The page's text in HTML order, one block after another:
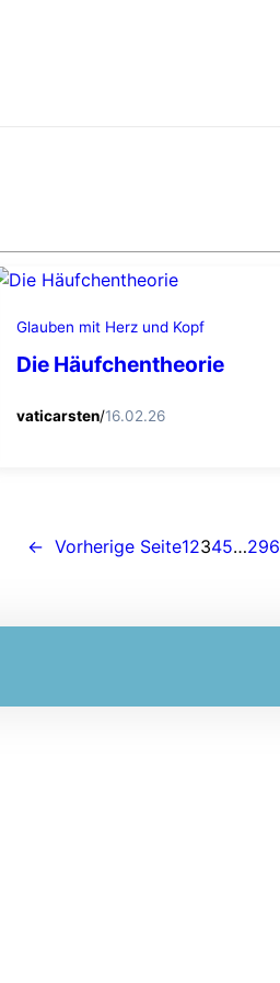
Glauben mit Herz und Kopf
Die Häufchentheorie
vaticarsten/16.02.26
← Vorherige Seite12345…296